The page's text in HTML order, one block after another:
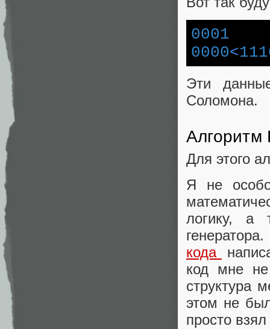
0001
0000<
Эти
Соломона.
Для этого
Я не
логику, а
генератора.
кода
код мне не
структура
этом не
просто